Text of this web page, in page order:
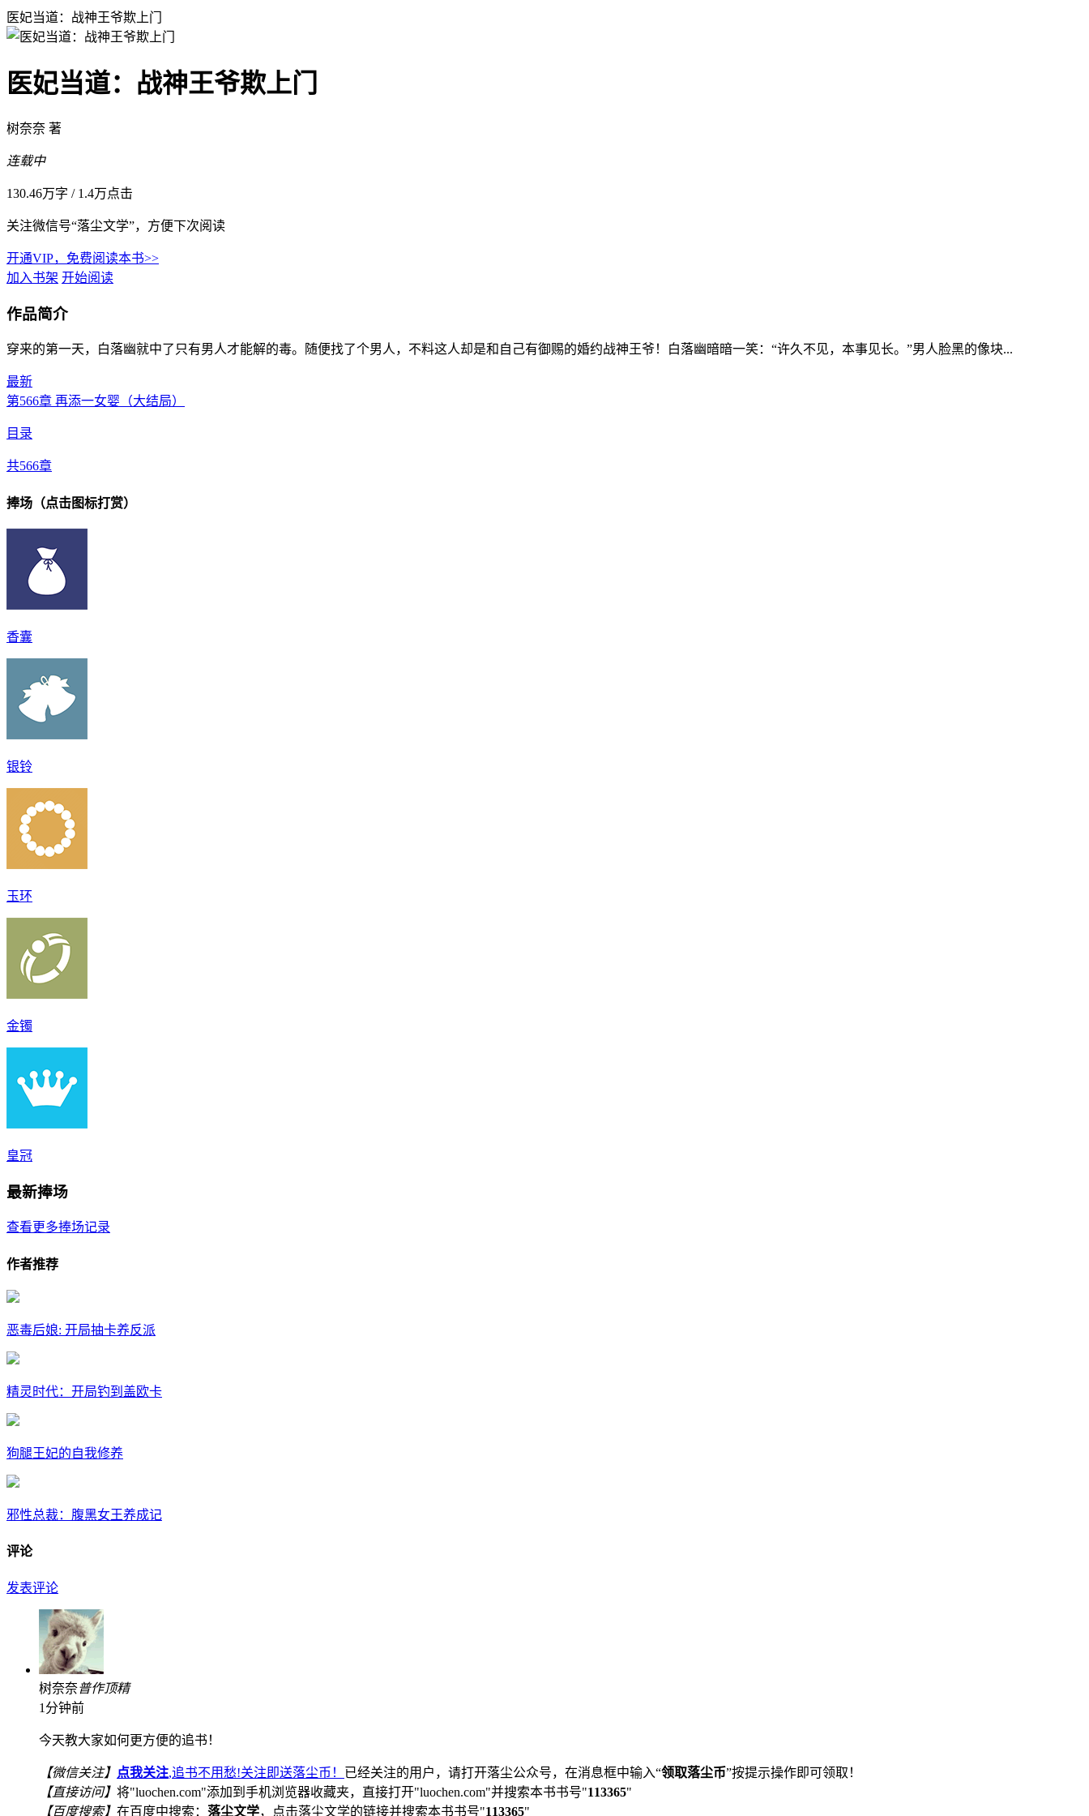
医妃当道：战神王爷欺上门
医妃当道：战神王爷欺上门
树奈奈 著
连载中
130.46万字 / 1.4万点击
关注微信号“落尘文学”，方便下次阅读
开通VIP，免费阅读本书>>
加入书架 开始阅读
作品简介
穿来的第一天，白落幽就中了只有男人才能解的毒。随便找了个男人，不料这人却是和自己有御赐的婚约战神王爷！白落幽暗暗一笑：“许久不见，本事见长。”男人脸黑的像块...
最新
第566章 再添一女婴（大结局）
目录
共566章
捧场（点击图标打赏）
香囊
银铃
玉环
金镯
皇冠
最新捧场
查看更多捧场记录
作者推荐
恶毒后娘: 开局抽卡养反派
精灵时代：开局钓到盖欧卡
狗腿王妃的自我修养
邪性总裁：腹黑女王养成记
评论
发表评论
树奈奈普作顶精
1分钟前
今天教大家如何更方便的追书！
【微信关注】 点我关注,追书不用愁!关注即送落尘币！ 已经关注的用户，请打开落尘公众号，在消息框中输入“领取落尘币”按提示操作即可领取！
【直接访问】 将"luochen.com"添加到手机浏览器收藏夹，直接打开"luochen.com"并搜索本书书号"113365"
【百度搜索】 在百度中搜索： 落尘文学，点击落尘文学的链接并搜索本书书号"113365"